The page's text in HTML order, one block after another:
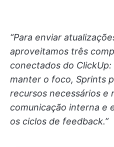
“Para enviar
aproveitamos três
conectados do
manter o foco, Sprints
recursos necessários e
comunicação interna e
os ciclos de feedback.”